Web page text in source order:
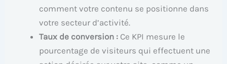
comment votre contenu se positionne dans
votre secteur d’activité.
Taux de conversion : Ce KPI mesure le
pourcentage de visiteurs qui effectuent une